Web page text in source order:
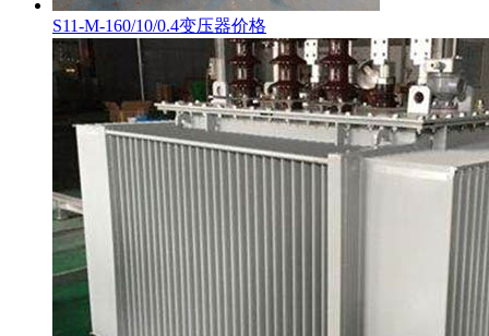
S11-M-160/10/0.4变压器价格